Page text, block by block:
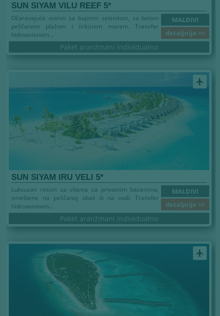
SUN SIYAM VILU REEF 5*
MALDIVI
detaljnije >>
Očaravajuće ostrvo sa bujonm zelenilom, sa belom
peščanom plažom i tirkiznim morem. Transfer
hidroavionom...
Paket aranžmani individualno
airplanemode_active
SUN SIYAM IRU VELI 5*
MALDIVI
detaljnije >>
Luksuzan resort sa vilama sa privatnim bazenima,
smeštene na peščanoj obali ili na vodi. Transfer
hidroavionom...
Paket aranžmani individualno
airplanemode_active